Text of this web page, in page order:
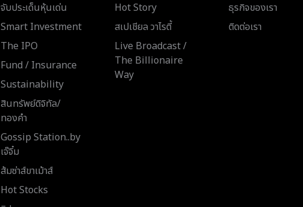
จับประเด็นหุ้นเด่น
Smart Investment
The IPO
Fund / Insurance
Sustainability
สินทรัพย์ดิจิทัล/
ทองคำ
Gossip Station..by
เจ๊จิ๋ม
ส้มซ่าส์ขาเม้าส์
Hot Stocks
Hot Story
สเปเชียล วาไรตี้
Live Broadcast /
The Billionaire
Way
ธุรกิจของเรา
ติดต่อเรา